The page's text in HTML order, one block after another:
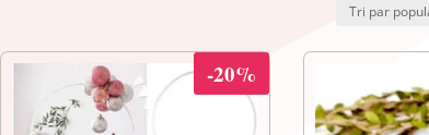
-20%